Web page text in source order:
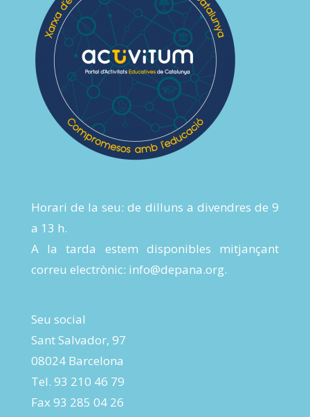
Horari de la seu: de dilluns a divendres de 9
a 13 h.
A la tarda estem disponibles mitjançant
correu electrònic: info@depana.org.
Seu social
Sant Salvador, 97
08024 Barcelona
Tel. 93 210 46 79
Fax 93 285 04 26